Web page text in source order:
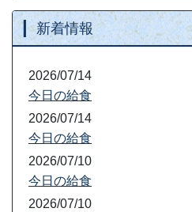
新着情報
2026/07/14
今日の給食
2026/07/14
今日の給食
2026/07/10
今日の給食
2026/07/10